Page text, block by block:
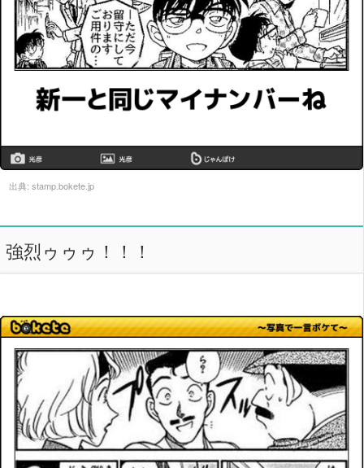
出典: stamp.bokete.jp
強烈ゥゥゥ！！！